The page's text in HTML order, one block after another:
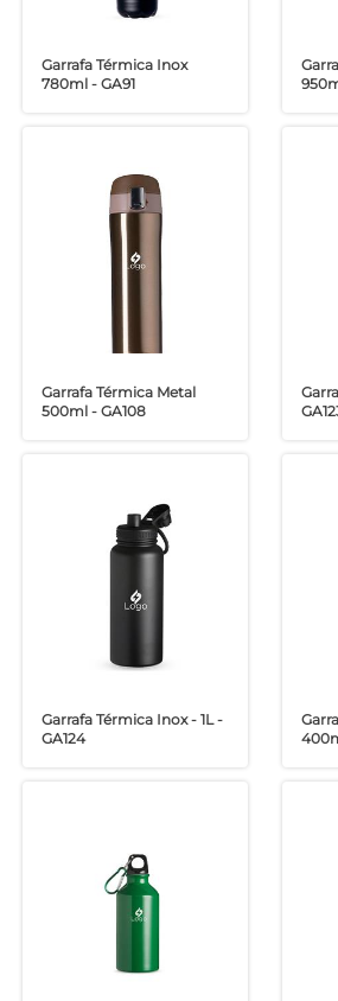
Garrafa Térmica Inox
780ml - GA91
Garrafa Térmica Metal
500ml - GA108
Garrafa Térmica Inox - 1L -
GA124